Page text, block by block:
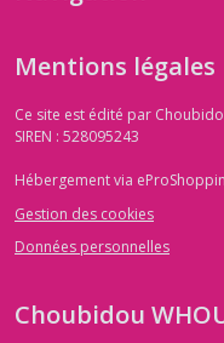
Mentions légales
Ce site est édité par
SIREN : 528095243
Hébergement via
Gestion des cookies
Données personnelles
Choubidou